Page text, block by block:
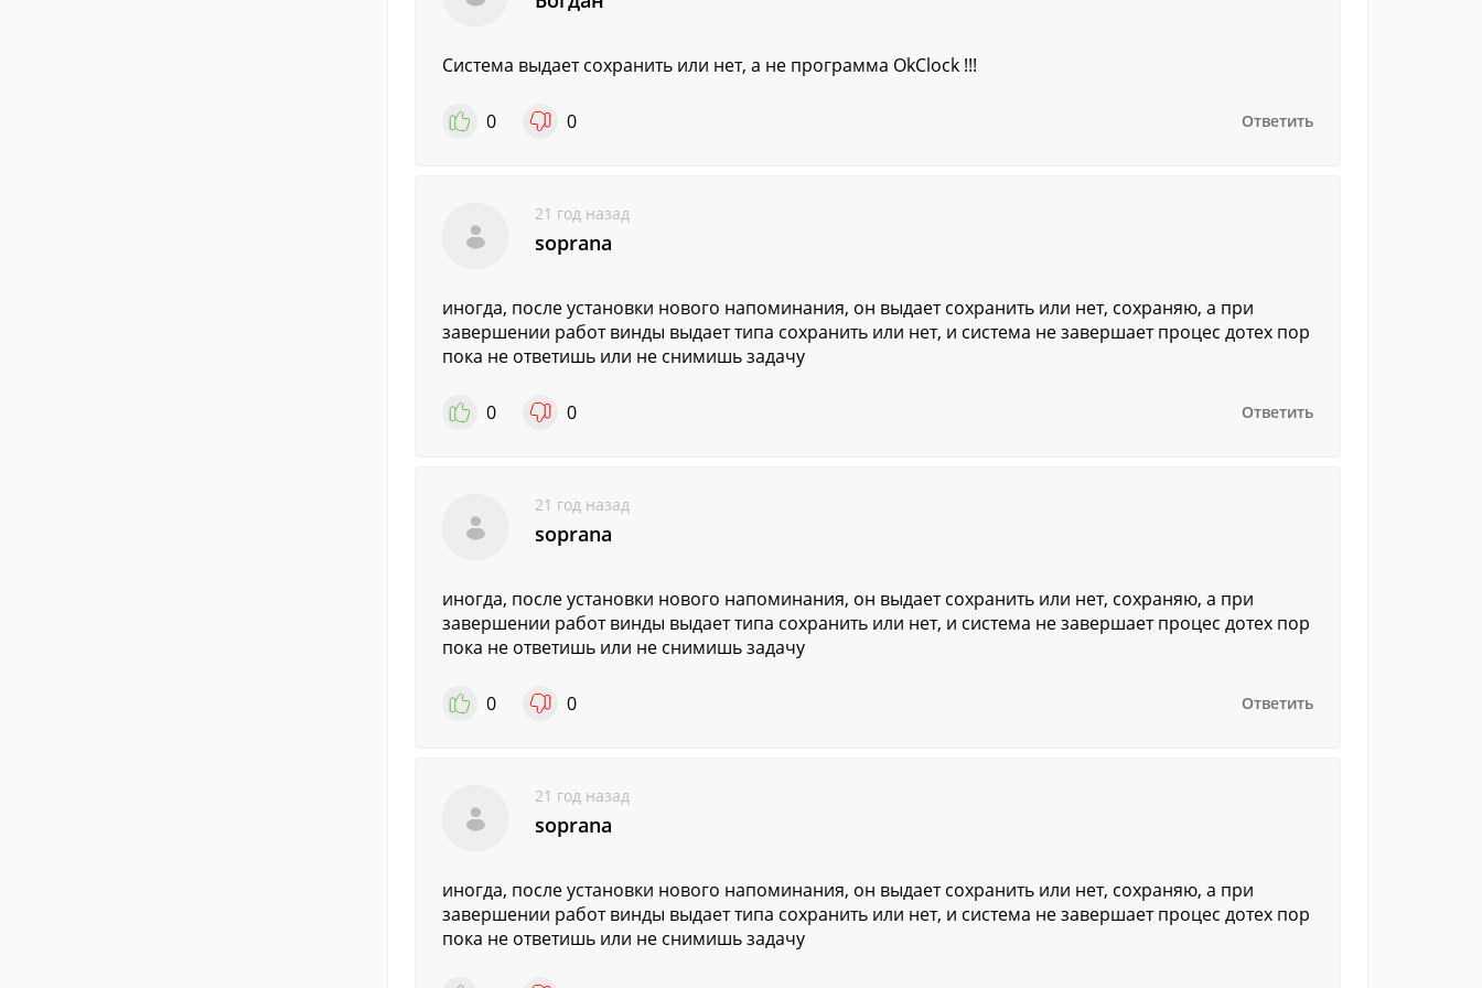
Система выдает сохранить или нет, а не программа OkClock !!!
0 0 Ответить
21 год назад
soprana
иногда, после установки нового напоминания, он выдает сохранить или нет, сохраняю, а при
завершении работ винды выдает типа сохранить или нет, и система не завершает процес дотех пор
пока не ответишь или не снимишь задачу
0 0 Ответить
21 год назад
soprana
иногда, после установки нового напоминания, он выдает сохранить или нет, сохраняю, а при
завершении работ винды выдает типа сохранить или нет, и система не завершает процес дотех пор
пока не ответишь или не снимишь задачу
0 0 Ответить
21 год назад
soprana
иногда, после установки нового напоминания, он выдает сохранить или нет, сохраняю, а при
завершении работ винды выдает типа сохранить или нет, и система не завершает процес дотех пор
пока не ответишь или не снимишь задачу